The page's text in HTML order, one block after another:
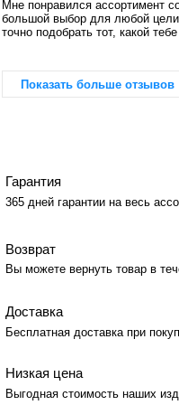
Мне понравился ассортимент
большой выбор для любой
точно подобрать тот, какой
Показать больше отзывов
Гарантия
365 дней гарантии на весь
Возврат
Вы можете вернуть товар в
Доставка
Бесплатная доставка при
Низкая цена
Выгодная стоимость наших